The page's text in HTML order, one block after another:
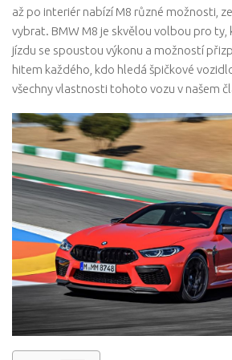
až po interiér nabízí M8 různé možnosti,
vybrat. BMW M8 je skvělou volbou pro ty,
jízdu se spoustou výkonu a možností
hitem každého, kdo hledá špičkové
všechny vlastnosti tohoto vozu v našem